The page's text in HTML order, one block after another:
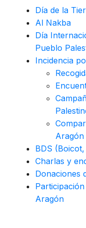
Día de la
Al Nakba
Día
Pueblo
Incidencia
Aragón
BDS
Charlas y
Donaciones
Aragón